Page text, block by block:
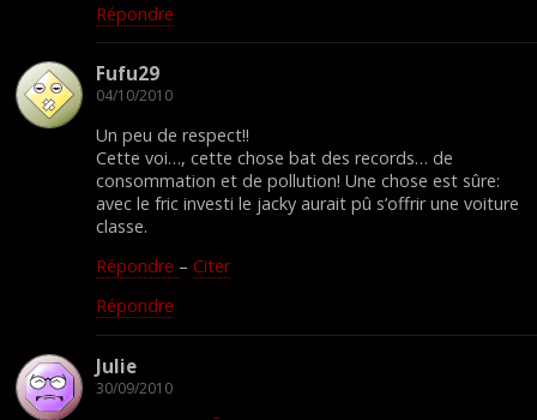
Répondre
Fufu29
04/10/2010
Un peu de respect!!
Cette voi…, cette chose bat des records… de
consommation et de pollution! Une chose est sûre:
avec le fric investi le jacky aurait pû s’offrir une voiture
classe.
Répondre – Citer
Répondre
Julie
30/09/2010